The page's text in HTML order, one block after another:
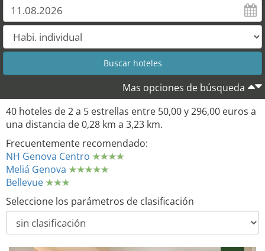
Mas opciones de búsqueda
40 hoteles de 2 a 5 estrellas entre 50,00 y 296,00 euros a
una distancia de 0,28 km a 3,23 km.
Frecuentemente recomendado:
NH Genova Centro
Meliá Genova
Bellevue
Seleccione los parámetros de clasificación